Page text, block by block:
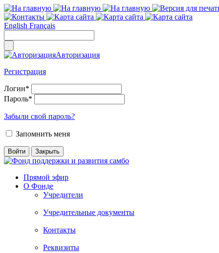
English Français
Авторизация
Регистрация
Логин*
Пароль*
Забыли свой пароль?
Запомнить меня
Прямой эфир
О Фонде
Учредители
Учредительные документы
Контакты
Реквизиты